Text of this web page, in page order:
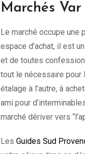
Marchés
Le marché occupe une
espace d’achat, il est
et de toutes
tout le nécessaire pour
étalage à l’autre, à
ami pour
marché dériver vers
Les Guides Sud